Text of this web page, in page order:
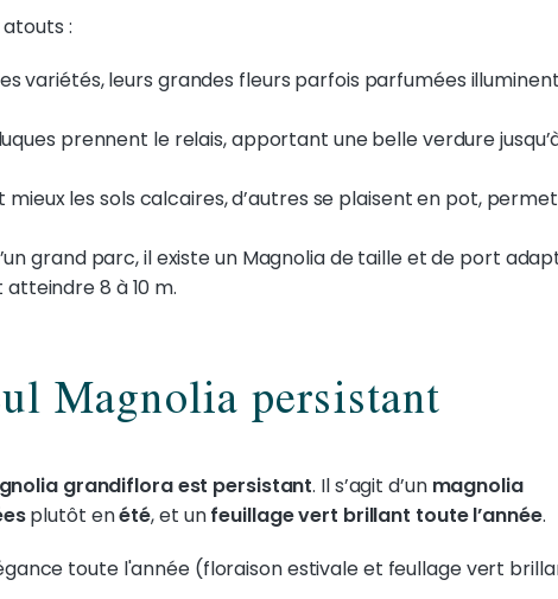
:
variétés, leurs grandes fleurs parfois parfumées
prennent le relais, apportant une belle verdure
les sols calcaires, d’autres se plaisent en pot,
grand parc, il existe un Magnolia de taille et de port
8 à 10 m.
Magnolia persistant
grandiflora est persistant. Il s’agit d’un magnolia
plutôt enété, et unfeuillage vert brillant toute l’année.
toute l'année (floraison estivale et feullage vert